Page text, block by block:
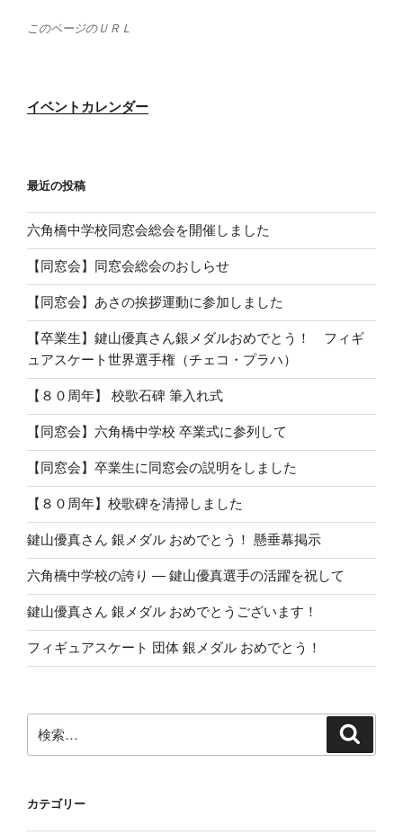
このページのＵＲＬ
イベントカレンダー
最近の投稿
六角橋中学校同窓会総会を開催しました
【同窓会】同窓会総会のおしらせ
【同窓会】あさの挨拶運動に参加しました
【卒業生】鍵山優真さん銀メダルおめでとう！ フィギ
ュアスケート世界選手権（チェコ・プラハ）
【８０周年】 校歌石碑 筆入れ式
【同窓会】六角橋中学校 卒業式に参列して
【同窓会】卒業生に同窓会の説明をしました
【８０周年】校歌碑を清掃しました
鍵山優真さん 銀メダル おめでとう！ 懸垂幕掲示
六角橋中学校の誇り ― 鍵山優真選手の活躍を祝して
鍵山優真さん 銀メダル おめでとうございます！
フィギュアスケート 団体 銀メダル おめでとう！
索:
カテゴリー